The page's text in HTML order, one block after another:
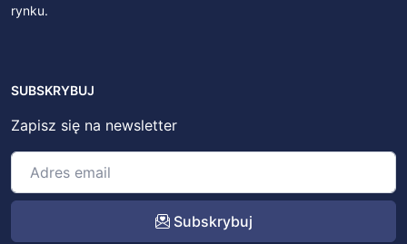
rynku.
SUBSKRYBUJ
Zapisz się na newsletter
Subskrybuj